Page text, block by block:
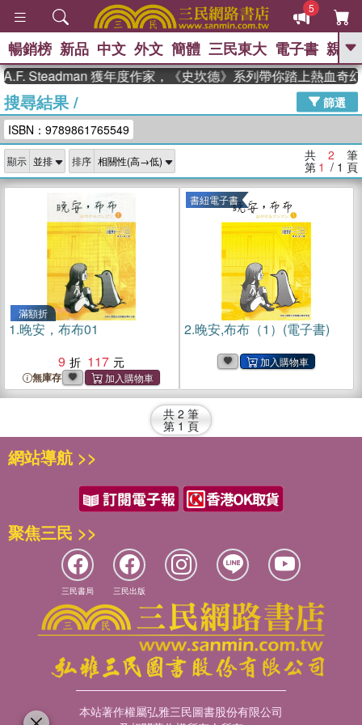
5
GO
高希均教授回憶錄
、 The Odyssey 、 父親節 、 如果歷
獎 臺灣漫遊錄 、 方念華 、 台灣的李
登輝時代
數學女孩：黎曼猜想 、
偉大的迷走神經
暢銷榜 新品 中文 外文 簡體 三民東大 電子書 親子
Steadman 獲年度作家，《史坎德》系列帶你踏上熱血奇幻
搜尋結果/
篩選
ISBN：9789861765549
顯示 排序 共 2 筆
第 1 / 1 頁
滿額折
1.晚安，布布01
9
117
無庫存
書紐電子書
2.晚安,布布（1）(電子書)
共 2 筆
第 1 頁
網站導航 >>
聚焦三民 >>
三民書局 三民出版
本站著作權屬弘雅三民圖書股份有限公司